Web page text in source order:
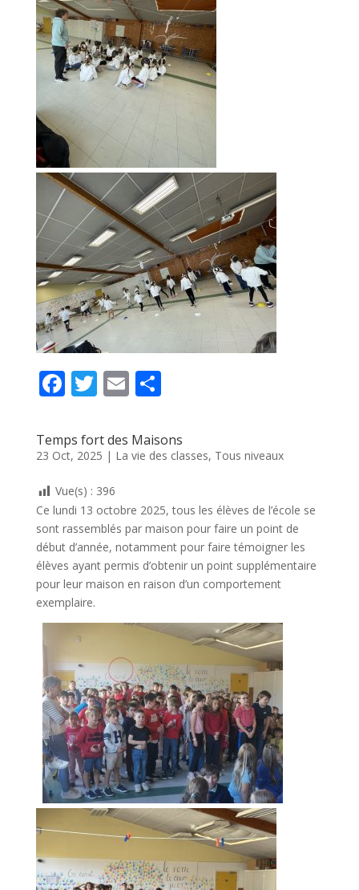
F
e
b
o
o
k
T
itt
er
E
ai
l
P
ta
g
Temps fort des Maisons
23 Oct, 2025 | La vie des classes, Tous niveaux
Vue(s) : 396
Ce lundi 13 octobre 2025, tous les élèves de l’école se
sont rassemblés par maison pour faire un point de
début d’année, notamment pour faire témoigner les
élèves ayant permis d’obtenir un point supplémentaire
pour leur maison en raison d’un comportement
exemplaire.